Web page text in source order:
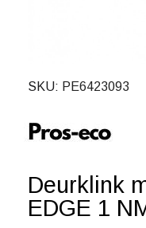
SKU PE6423093
Deurklink
EDGE 1